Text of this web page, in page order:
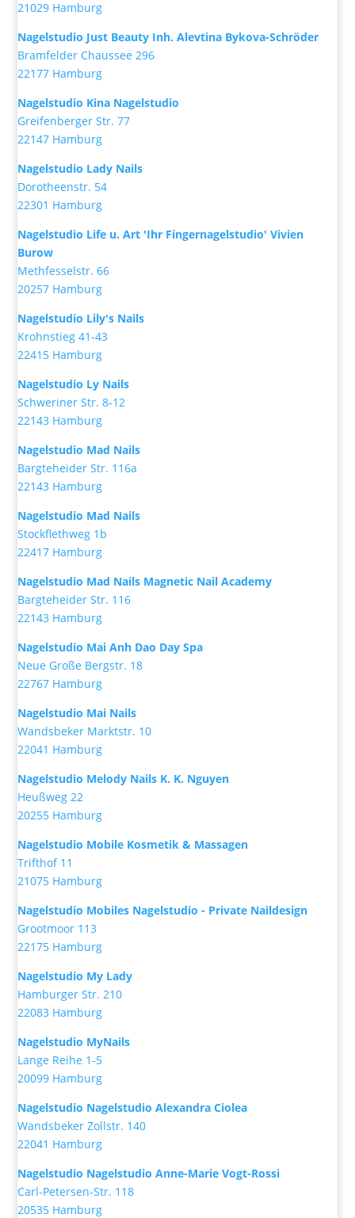
21029 Hamburg
Nagelstudio Just Beauty Inh. Alevtina Bykova-Schröder
Bramfelder Chaussee 296
22177 Hamburg
Nagelstudio Kina Nagelstudio
Greifenberger Str. 77
22147 Hamburg
Nagelstudio Lady Nails
Dorotheenstr. 54
22301 Hamburg
Nagelstudio Life u. Art 'Ihr Fingernagelstudio' Vivien
Burow
Methfesselstr. 66
20257 Hamburg
Nagelstudio Lily's Nails
Krohnstieg 41-43
22415 Hamburg
Nagelstudio Ly Nails
Schweriner Str. 8-12
22143 Hamburg
Nagelstudio Mad Nails
Bargteheider Str. 116a
22143 Hamburg
Nagelstudio Mad Nails
Stockflethweg 1b
22417 Hamburg
Nagelstudio Mad Nails Magnetic Nail Academy
Bargteheider Str. 116
22143 Hamburg
Nagelstudio Mai Anh Dao Day Spa
Neue Große Bergstr. 18
22767 Hamburg
Nagelstudio Mai Nails
Wandsbeker Marktstr. 10
22041 Hamburg
Nagelstudio Melody Nails K. K. Nguyen
Heußweg 22
20255 Hamburg
Nagelstudio Mobile Kosmetik & Massagen
Trifthof 11
21075 Hamburg
Nagelstudio Mobiles Nagelstudio - Private Naildesign
Grootmoor 113
22175 Hamburg
Nagelstudio My Lady
Hamburger Str. 210
22083 Hamburg
Nagelstudio MyNails
Lange Reihe 1-5
20099 Hamburg
Nagelstudio Nagelstudio Alexandra Ciolea
Wandsbeker Zollstr. 140
22041 Hamburg
Nagelstudio Nagelstudio Anne-Marie Vogt-Rossi
Carl-Petersen-Str. 118
20535 Hamburg